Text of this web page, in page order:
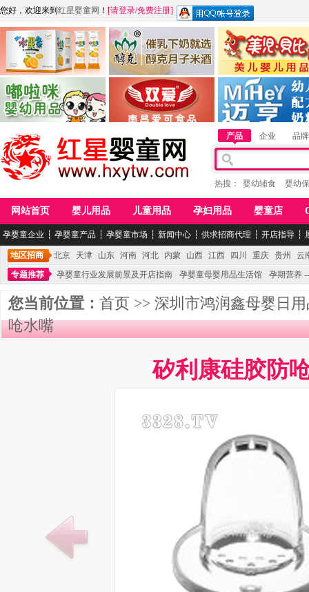
您好，欢迎来到 红星婴童网 ！ [请登录/免费注册]
江西麦嘟嘟食品有限公司
青岛嘟啦咪婴幼儿用品公司
江西醇之客月子米酒 惠州市美儿婴儿用品
湖南迈亨母婴用品有限
产品 企业 品牌
热搜： 婴幼辅食 婴幼
网站首页 婴儿用品 儿童用品 孕妇用品 婴童店
孕婴童企业 ┆ 孕婴童产品 ┆ 孕婴童市场 ┆ 新闻中心 ┆ 供求招商代理 ┆ 开店指导 ┆
地区招商 北京 天津 山东 河南 河北 内蒙 山西 江西 四川 重庆 贵州
云
专题推荐
孕婴童行业发展前景及开店指南 孕婴童母婴用品生活馆 孕期营养
您当前位置： 首页 >> 深圳市鸿润鑫母婴日
呛水嘴
矽利康硅胶防